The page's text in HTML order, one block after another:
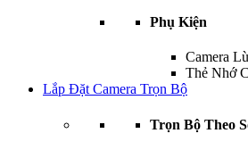
Phụ Kiện
Camera
Thẻ Nhớ
Lắp Đặt Camera Trọn Bộ
Trọn Bộ Theo